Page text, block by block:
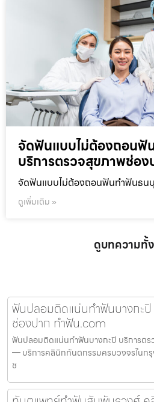
จัดฟันแบบไม่ต้องถอนฟั
บริการตรวจสุขภาพช่อ
จัดฟันแบบไม่ต้องถอนฟันทำฟันธน
ดูเพิ่มเติม »
ดูบทความทั้
ฟันปลอมติดแน่นทำฟันบางกะ
ช่องปาก ทำฟัน.com
ฟันปลอมติดแน่นทำฟันบางกะปิ บริการต
— บริการคลินิกทันตกรรมครบวงจรในก
ช